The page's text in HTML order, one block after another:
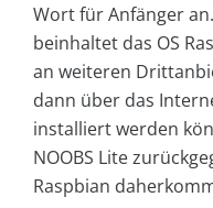
Wort für Anfänger
beinhaltet das OS
an weiteren
dann über das
installiert werden
NOOBS Lite
Raspbian